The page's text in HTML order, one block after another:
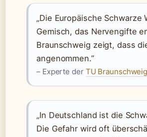
„Die Europäische
Gemisch, das Nervengifte
Braunschweig zeigt, dass
angenommen.”
– Experte der TU
„In Deutschland ist die
Die Gefahr wird oft